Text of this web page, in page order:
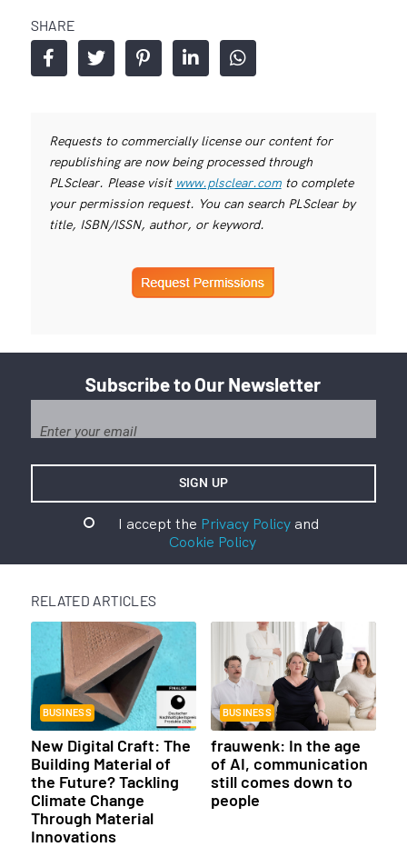
SHARE
Requests to commercially license our content for
republishing are now being processed through
PLSclear. Please visit www.plsclear.comto complete
your permission request. You can search PLSclear by
title, ISBN/ISSN, author, or keyword.
Subscribe to Our Newsletter
I accept the Privacy Policyand
Cookie Policy
RELATED ARTICLES
BUSINESS
New Digital Craft: The
Building Material of
the Future? Tackling
Climate Change
Through Material
Innovations
BUSINESS
frauwenk: In the age
of AI, communication
still comes down to
people